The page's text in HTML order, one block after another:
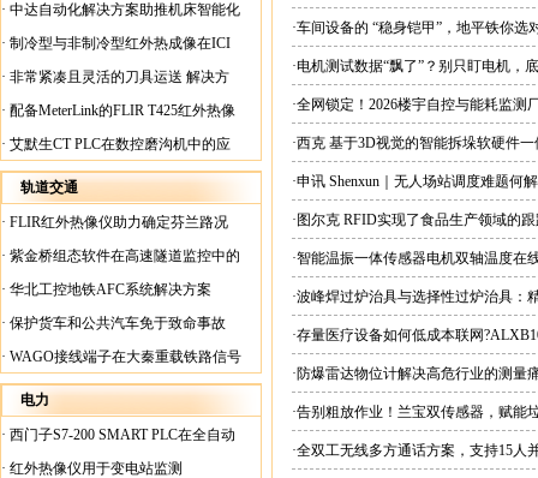
· 中达自动化解决方案助推机床智能化
升级
· 制冷型与非制冷型红外热成像在ICI
工厂内完美配合
· 非常紧凑且灵活的刀具运送 解决方
案
· 配备MeterLink的FLIR T425红外热像
仪帮助Medite Europe Ltd加快红外检测
工作速度
· 艾默生CT PLC在数控磨沟机中的应
用
轨道交通
· FLIR红外热像仪助力确定芬兰路况
· 紫金桥组态软件在高速隧道监控中的
应用
· 华北工控地铁AFC系统解决方案
· 保护货车和公共汽车免于致命事故
· WAGO接线端子在大秦重载铁路信号
楼设备中的应用
电力
· 西门子S7-200 SMART PLC在全自动
蓄电池短路内阻检测机上的应用
· 红外热像仪用于变电站监测
·车间设备的 “稳身铠甲”，地平铁你选
·电机测试数据“飘了”？别只盯电机，
·全网锁定！2026楼宇自控与能耗监
·西克 基于3D视觉的智能拆垛软硬件
·申讯 Shenxun｜无人场站调度难题何
·图尔克 RFID实现了食品生产领域的
·智能温振一体传感器电机双轴温度在
·波峰焊过炉治具与选择性过炉治具：
·存量医疗设备如何低成本联网
·防爆雷达物位计解决高危行业的测量
·告别粗放作业！兰宝双传感器，赋能
·全双工无线多方通话方案，支持15人